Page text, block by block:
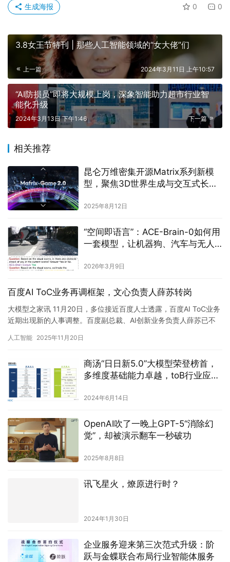
0 0
生成海报
3.8女王节特刊 | 那些人工智能领域的“女大佬”们
上一篇 2024年3月11日 上午10:57
“AI防损员”即将大规模上岗，深象智能助力超市行业智
能化升级
下一篇
2024年3月13日 下午1:46
相关推荐
昆仑万维密集开源Matrix系列新模
型，聚焦3D世界生成与交互式长序
2025年8月12日
“空间即语言”：ACE-Brain-0如何用
一套模型，让机器狗、汽车与无人
2026年3月9日
百度AI ToC业务再调框架，文心负责人薛苏转岗
大模型之家讯 11月20日，多位接近百度人士透露，百度AI ToC业务
近期出现新的人事调整。百度副总裁、AI创新业务负责人薛苏已不
人工智能 2025年11月20日
商汤“日日新5.0”大模型荣登榜首，
多维度基础能力卓越，toB行业应用
2024年6月14日
OpenAI吹了一晚上GPT-5“消除幻
觉”，却被演示翻车一秒破功
2025年8月8日
讯飞星火，燎原进行时？
2024年1月30日
企业服务迎来第三次范式升级：阶
跃与金蝶联合布局行业智能体服务